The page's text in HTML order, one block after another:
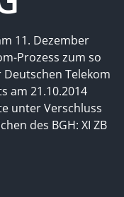
11. Dezember
Prozess zum so
Telekom
am 21.10.2014
unter Verschluss
des BGH: XI ZB